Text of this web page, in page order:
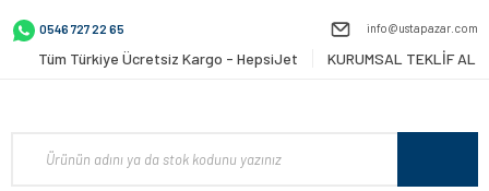
0546 727 22 65 info@ustapazar.com
Tüm Türkiye Ücretsiz Kargo - HepsiJet KURUMSAL TEKLİF AL